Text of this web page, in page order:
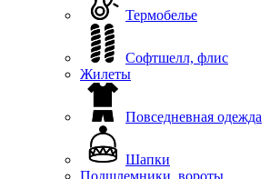
Термобелье
Софтшелл, флис
Жилеты
Повседневная одежда
Шапки
Подшлемники, вороты